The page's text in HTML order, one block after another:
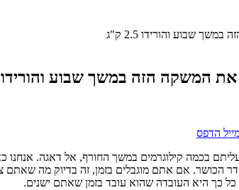
הדפס
בכמה קילוגרמים במשך החורף, אל דאגה. אנחנו
הכושר. אם אתם מוגבלים בזמן, זה בדיוק מה
כך היא העובדה שהוא עובד בזמן שאתם ישנים.